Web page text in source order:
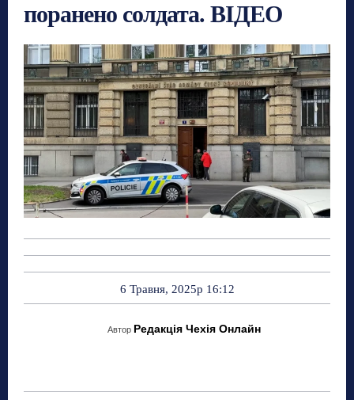
поранено солдата. ВІДЕО
6 Травня, 2025р 16:12
Автор Редакція Чехія Онлайн